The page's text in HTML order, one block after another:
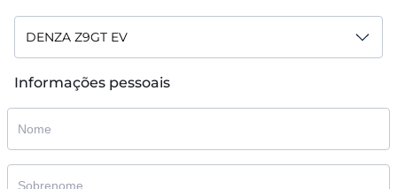
DENZA Z9GT EV
Informações pessoais